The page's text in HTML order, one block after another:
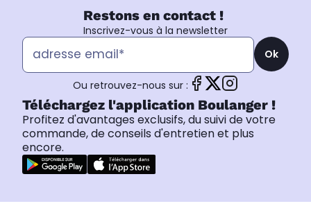
Restons en contact !
Inscrivez-vous à la newsletter
Ok
Ou retrouvez-nous sur :
Téléchargez l'application Boulanger !
Profitez d'avantages exclusifs, du suivi de votre
commande, de conseils d'entretien et plus
encore.